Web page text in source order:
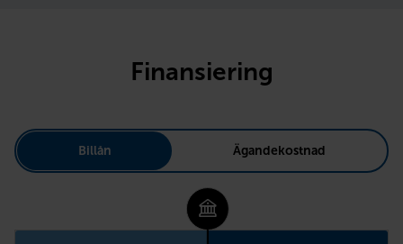
Finansiering
Billån Ägandekostnad